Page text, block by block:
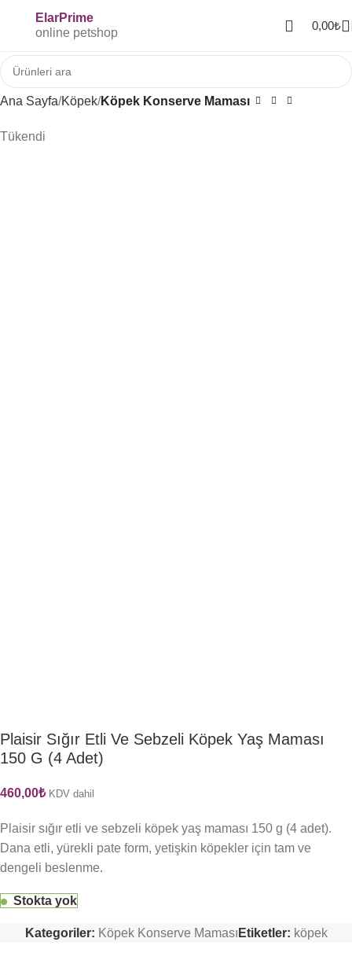
ElarPrime
online petshop
0,00₺
Ana Sayfa Köpek Köpek Konserve Maması
Tükendi
Plaisir Sığır Etli Ve Sebzeli Köpek Yaş Maması
150 G (4 Adet)
460,00₺ KDV dahil
Plaisir sığır etli ve sebzeli köpek yaş maması 150 g (4 adet).
Dana etli, yürekli pate form, yetişkin köpekler için tam ve
dengeli beslenme.
Stokta yok
Kategoriler: Köpek Konserve Maması Etiketler: köpek